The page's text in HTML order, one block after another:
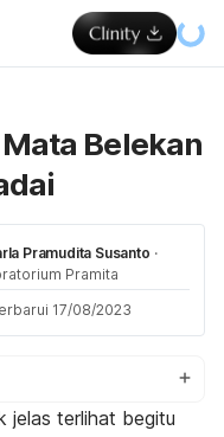
Belekan
Pramudita Susanto ·
Pramita
17/08/2023
jelas terlihat begitu